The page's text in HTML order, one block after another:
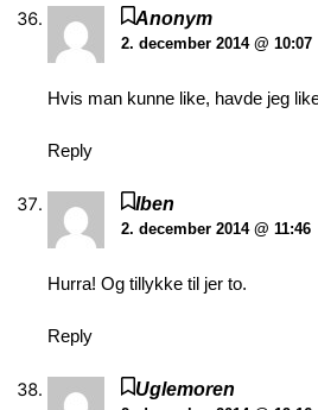
Anonym
2. december 2014 @ 10:07
Hvis man kunne like, havde jeg
Reply
Iben
2. december 2014 @ 11:46
Hurra! Og tillykke til jer to.
Reply
Uglemoren